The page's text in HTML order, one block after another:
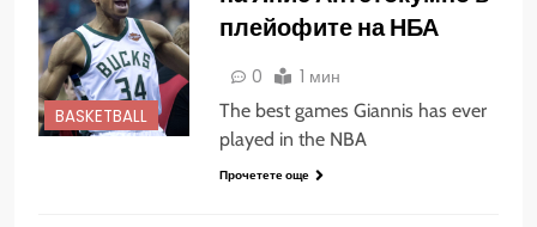
BASKETBALL
плейофите на НБА
0 1 мин
The best games Giannis has ever
played in the NBA
Прочетете още